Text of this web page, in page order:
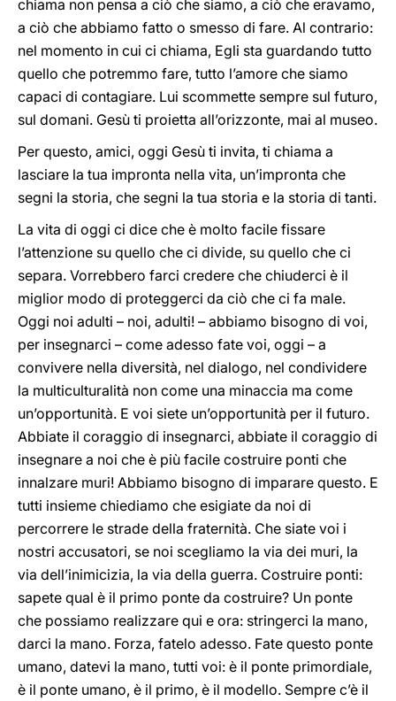
chiama non pensa a ciò che siamo, a ciò che eravamo,
a ciò che abbiamo fatto o smesso di fare. Al contrario:
nel momento in cui ci chiama, Egli sta guardando tutto
quello che potremmo fare, tutto l’amore che siamo
capaci di contagiare. Lui scommette sempre sul futuro,
sul domani. Gesù ti proietta all’orizzonte, mai al museo.
Per questo, amici, oggi Gesù ti invita, ti chiama a
lasciare la tua impronta nella vita, un’impronta che
segni la storia, che segni la tua storia e la storia di tanti.
La vita di oggi ci dice che è molto facile fissare
l’attenzione su quello che ci divide, su quello che ci
separa. Vorrebbero farci credere che chiuderci è il
miglior modo di proteggerci da ciò che ci fa male.
Oggi noi adulti – noi, adulti! – abbiamo bisogno di voi,
per insegnarci – come adesso fate voi, oggi – a
convivere nella diversità, nel dialogo, nel condividere
la multiculturalità non come una minaccia ma come
un’opportunità. E voi siete un’opportunità per il futuro.
Abbiate il coraggio di insegnarci, abbiate il coraggio di
insegnare a noi che è più facile costruire ponti che
innalzare muri! Abbiamo bisogno di imparare questo. E
tutti insieme chiediamo che esigiate da noi di
percorrere le strade della fraternità. Che siate voi i
nostri accusatori, se noi scegliamo la via dei muri, la
via dell’inimicizia, la via della guerra. Costruire ponti:
sapete qual è il primo ponte da costruire? Un ponte
che possiamo realizzare qui e ora: stringerci la mano,
darci la mano. Forza, fatelo adesso. Fate questo ponte
umano, datevi la mano, tutti voi: è il ponte primordiale,
è il ponte umano, è il primo, è il modello. Sempre c’è il